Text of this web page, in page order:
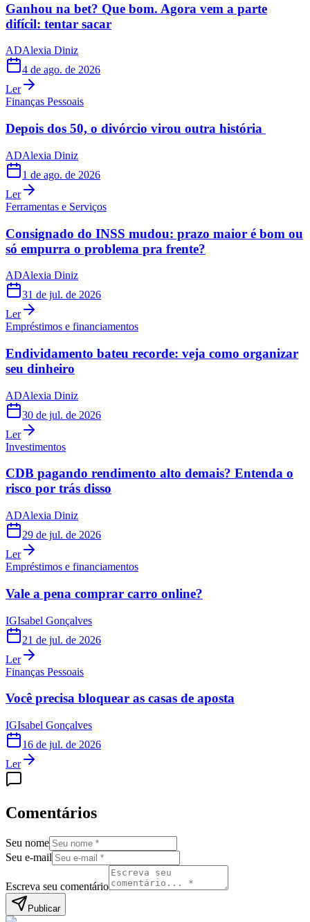
Ganhou na bet? Que bom. Agora vem a parte
difícil: tentar sacar
ADAlexia Diniz
4 de ago. de 2026
Ler
Finanças Pessoais
Depois dos 50, o divórcio virou outra história
ADAlexia Diniz
1 de ago. de 2026
Ler
Ferramentas e Serviços
Consignado do INSS mudou: prazo maior é bom ou
só empurra o problema pra frente?
ADAlexia Diniz
31 de jul. de 2026
Ler
Empréstimos e financiamentos
Endividamento bateu recorde: veja como organizar
seu dinheiro
ADAlexia Diniz
30 de jul. de 2026
Ler
Investimentos
CDB pagando rendimento alto demais? Entenda o
risco por trás disso
ADAlexia Diniz
29 de jul. de 2026
Ler
Empréstimos e financiamentos
Vale a pena comprar carro online?
IGIsabel Gonçalves
21 de jul. de 2026
Ler
Finanças Pessoais
Você precisa bloquear as casas de aposta
IGIsabel Gonçalves
16 de jul. de 2026
Ler
Comentários
Seu nome
Seu e-mail
Escreva seu comentário
Publicar